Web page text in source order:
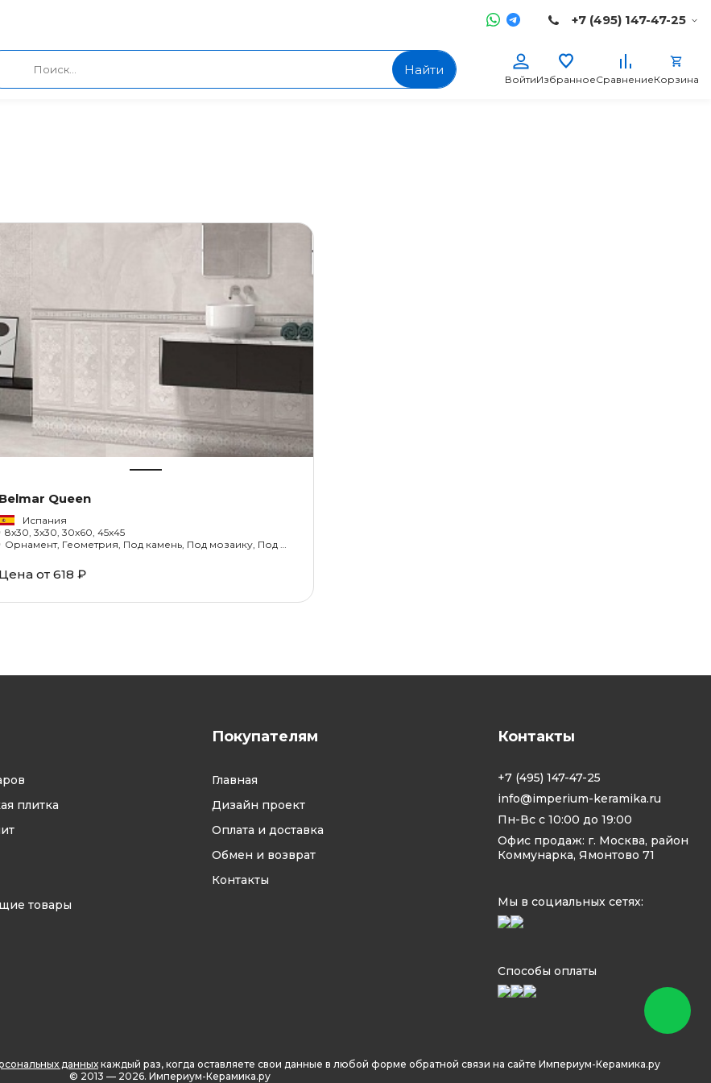
+7 (495) 147-47-25
Найти
ВойтиИзбранноеСравнениеКорзина
Belmar Queen
Испания
8x30, 3x30, 30x60, 45x45
Орнамент, Геометрия, Под камень, Под мозаику, Под оникс
Цена от 618 ₽
плитка
товары
Покупателям
Главная
Дизайн проект
Оплата и доставка
Обмен и возврат
Контакты
Контакты
+7 (495) 147-47-25
info@imperium-keramika.ru
Пн-Вс с 10:00 до 19:00
Офис продаж: г. Москва, район
Коммунарка, Ямонтово 71
Мы в социальных сетях:
Способы оплаты
данных каждый раз, когда оставляете свои данные в любой форме обратной связи на сайте Империум-Керамика.ру
© 2013 — 2026. Империум-Керамика.ру